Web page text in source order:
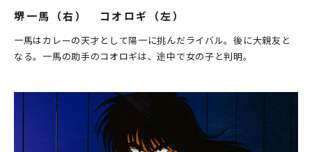
堺一馬（右） コオロギ（左）
一馬はカレーの天才として陽一に挑んだライバル。後に大親友と
なる。一馬の助手のコオロギは、途中で女の子と判明。